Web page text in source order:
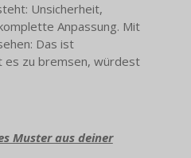
Unsicherheit,
Anpassung. Mit
Das ist
es zu bremsen, würdest
Muster aus deiner